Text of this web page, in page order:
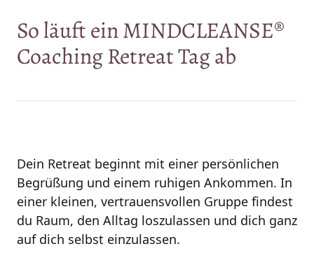
So läuft ein MINDCLEANSE®
Coaching Retreat Tag ab
Dein Retreat beginnt mit einer persönlichen
Begrüßung und einem ruhigen Ankommen. In
einer kleinen, vertrauensvollen Gruppe findest
du Raum, den Alltag loszulassen und dich ganz
auf dich selbst einzulassen.